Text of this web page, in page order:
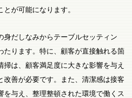
が可能になります。
身だしなみからテーブルセッティン
たります。特に、顧客が直接触れる箇
掃は、顧客満足度に大きな影響を与え
改善が必要です。また、清潔感は接客
を与え、整理整頓された環境で働くス